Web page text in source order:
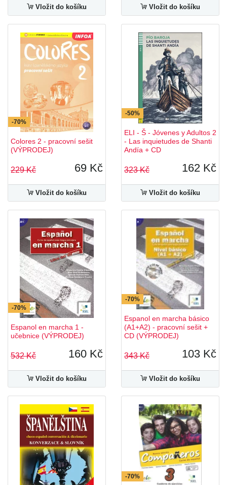
Vložit do košíku Vložit do košíku
-70%
Colores 2 - pracovní sešit
(VÝPRODEJ)
229 Kč 69 Kč
Vložit do košíku
-50%
ELI - Š - Jóvenes y Adultos 2
- Las inquietudes de Shanti
Andía + CD
323 Kč 162 Kč
Vložit do košíku
-70%
Espanol en marcha 1 -
učebnice (VÝPRODEJ)
532 Kč 160 Kč
Vložit do košíku
-70%
Espanol en marcha básico
(A1+A2) - pracovní sešit +
CD (VÝPRODEJ)
343 Kč 103 Kč
Vložit do košíku
-70%